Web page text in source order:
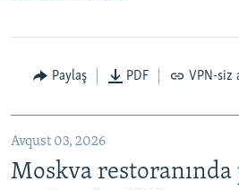
Paylaş PDF VPN-siz
Avqust 03, 2026
Moskva restoranında